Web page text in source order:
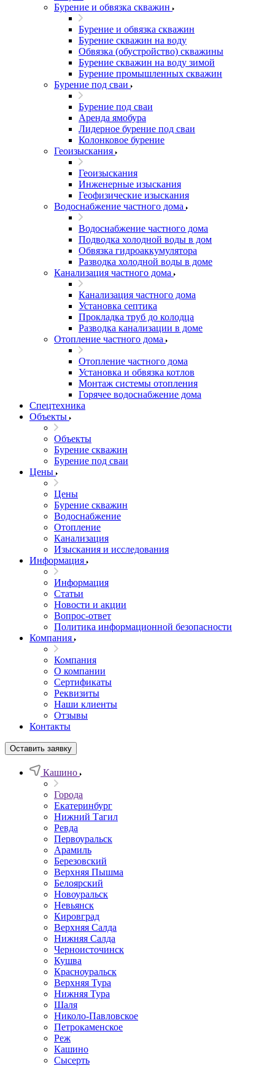
Бурение и обвязка скважин
Бурение и обвязка скважин
Бурение скважин на воду
Обвязка (обустройство) скважины
Бурение скважин на воду зимой
Бурение промышленных скважин
Бурение под сваи
Бурение под сваи
Аренда ямобура
Лидерное бурение под сваи
Колонковое бурение
Геоизыскания
Геоизыскания
Инженерные изыскания
Геофизические изыскания
Водоснабжение частного дома
Водоснабжение частного дома
Подводка холодной воды в дом
Обвязка гидроаккумулятора
Разводка холодной воды в доме
Канализация частного дома
Канализация частного дома
Установка септика
Прокладка труб до колодца
Разводка канализации в доме
Отопление частного дома
Отопление частного дома
Установка и обвязка котлов
Монтаж системы отопления
Горячее водоснабжение дома
Спецтехника
Объекты
Объекты
Бурение скважин
Бурение под сваи
Цены
Цены
Бурение скважин
Водоснабжение
Отопление
Канализация
Изыскания и исследования
Информация
Информация
Статьи
Новости и акции
Вопрос-ответ
Политика информационной безопасности
Компания
Компания
О компании
Сертификаты
Реквизиты
Наши клиенты
Отзывы
Контакты
Оставить заявку
Кашино
Города
Екатеринбург
Нижний Тагил
Ревда
Первоуральск
Арамиль
Березовский
Верхняя Пышма
Белоярский
Новоуральск
Невьянск
Кировград
Верхняя Салда
Нижняя Салда
Черноисточинск
Кушва
Красноуральск
Верхняя Тура
Нижняя Тура
Шаля
Николо-Павловское
Петрокаменское
Реж
Кашино
Сысерть